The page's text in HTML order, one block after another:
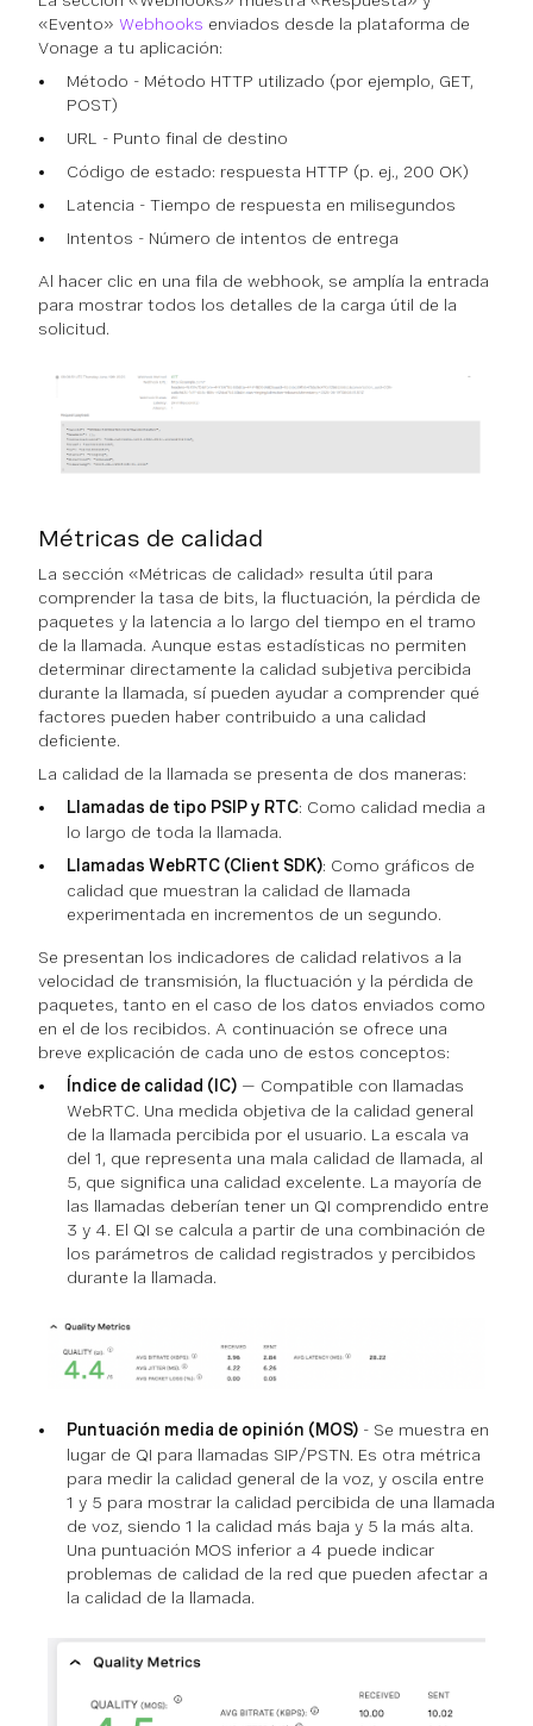
«Evento» Webhooks enviados desde la plataforma de
Vonage a tu aplicación:
Método - Método HTTP utilizado (por ejemplo, GET,
POST)
URL - Punto final de destino
Código de estado: respuesta HTTP (p. ej., 200 OK)
Latencia - Tiempo de respuesta en milisegundos
Intentos - Número de intentos de entrega
Al hacer clic en una fila de webhook, se amplía la entrada
para mostrar todos los detalles de la carga útil de la
solicitud.
Métricas de calidad
La sección «Métricas de calidad» resulta útil para
comprender la tasa de bits, la fluctuación, la pérdida de
paquetes y la latencia a lo largo del tiempo en el tramo
de la llamada. Aunque estas estadísticas no permiten
determinar directamente la calidad subjetiva percibida
durante la llamada, sí pueden ayudar a comprender qué
factores pueden haber contribuido a una calidad
deficiente.
La calidad de la llamada se presenta de dos maneras:
Llamadas de tipo PSIP y RTC: Como calidad media a
lo largo de toda la llamada.
Llamadas WebRTC (Client SDK): Como gráficos de
calidad que muestran la calidad de llamada
experimentada en incrementos de un segundo.
Se presentan los indicadores de calidad relativos a la
velocidad de transmisión, la fluctuación y la pérdida de
paquetes, tanto en el caso de los datos enviados como
en el de los recibidos. A continuación se ofrece una
breve explicación de cada uno de estos conceptos:
Índice de calidad (IC) — Compatible con llamadas
WebRTC. Una medida objetiva de la calidad general
de la llamada percibida por el usuario. La escala va
del 1, que representa una mala calidad de llamada, al
5, que significa una calidad excelente. La mayoría de
las llamadas deberían tener un QI comprendido entre
3 y 4. El QI se calcula a partir de una combinación de
los parámetros de calidad registrados y percibidos
durante la llamada.
Puntuación media de opinión (MOS) - Se muestra en
lugar de QI para llamadas SIP/PSTN. Es otra métrica
para medir la calidad general de la voz, y oscila entre
1 y 5 para mostrar la calidad percibida de una llamada
de voz, siendo 1 la calidad más baja y 5 la más alta.
Una puntuación MOS inferior a 4 puede indicar
problemas de calidad de la red que pueden afectar a
la calidad de la llamada.